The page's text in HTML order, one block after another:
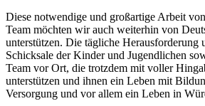
Diese notwendige und großartige Arbeit
Team möchten wir auch weiterhin von
unterstützen. Die tägliche Herausforderung
Schicksale der Kinder und Jugendlichen
Team vor Ort, die trotzdem mit voller
unterstützen und ihnen ein Leben mit
Versorgung und vor allem ein Leben in